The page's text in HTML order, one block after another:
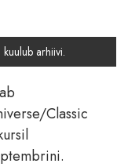
arhiivi.
Classic